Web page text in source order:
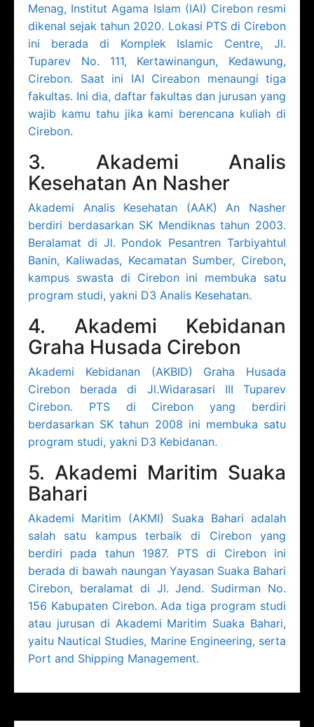
Menag, Institut Agama Islam (IAI) Cirebon resmi
dikenal sejak tahun 2020. Lokasi PTS di Cirebon
ini berada di Komplek Islamic Centre, Jl.
Tuparev No. 111, Kertawinangun, Kedawung,
Cirebon. Saat ini IAI Cireabon menaungi tiga
fakultas. Ini dia, daftar fakultas dan jurusan yang
wajib kamu tahu jika kami berencana kuliah di
Cirebon.
3. Akademi Analis
Kesehatan An Nasher
Akademi Analis Kesehatan (AAK) An Nasher
berdiri berdasarkan SK Mendiknas tahun 2003.
Beralamat di Jl. Pondok Pesantren Tarbiyahtul
Banin, Kaliwadas, Kecamatan Sumber, Cirebon,
kampus swasta di Cirebon ini membuka satu
program studi, yakni D3 Analis Kesehatan.
4. Akademi Kebidanan
Graha Husada Cirebon
Akademi Kebidanan (AKBID) Graha Husada
Cirebon berada di Jl.Widarasari III Tuparev
Cirebon. PTS di Cirebon yang berdiri
berdasarkan SK tahun 2008 ini membuka satu
program studi, yakni D3 Kebidanan.
5. Akademi Maritim Suaka
Bahari
Akademi Maritim (AKMI) Suaka Bahari adalah
salah satu kampus terbaik di Cirebon yang
berdiri pada tahun 1987. PTS di Cirebon ini
berada di bawah naungan Yayasan Suaka Bahari
Cirebon, beralamat di Jl. Jend. Sudirman No.
156 Kabupaten Cirebon. Ada tiga program studi
atau jurusan di Akademi Maritim Suaka Bahari,
yaitu Nautical Studies, Marine Engineering, serta
Port and Shipping Management.